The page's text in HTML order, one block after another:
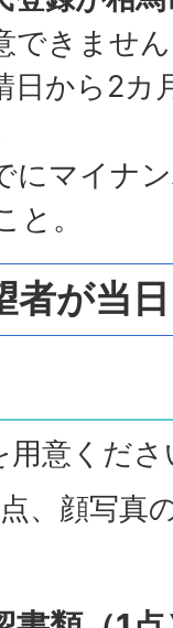
できませ
日から2カ
にマイナ
。
者が当
用意くださ
、顔写真